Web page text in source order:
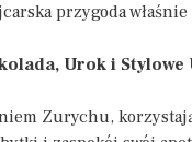
przygoda
Urok i Stylowe
Zurychu,